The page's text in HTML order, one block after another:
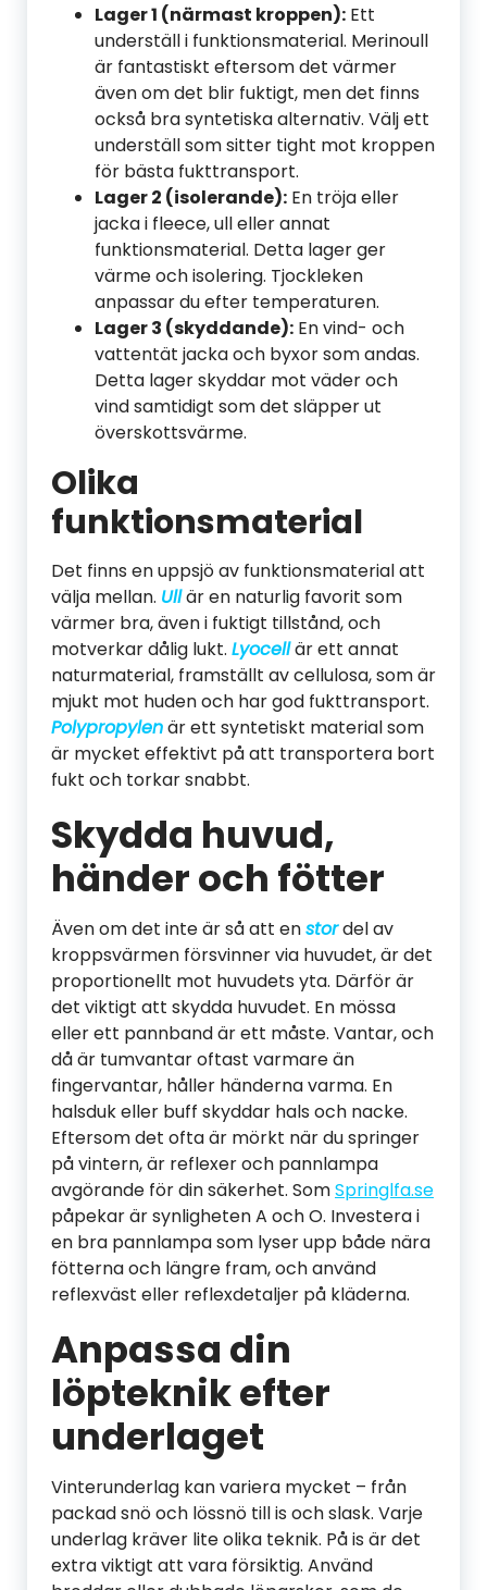
Lager 1 (närmast kroppen): Ett
underställ i funktionsmaterial. Merinoull
är fantastiskt eftersom det värmer
även om det blir fuktigt, men det finns
också bra syntetiska alternativ. Välj ett
underställ som sitter tight mot kroppen
för bästa fukttransport.
Lager 2 (isolerande): En tröja eller
jacka i fleece, ull eller annat
funktionsmaterial. Detta lager ger
värme och isolering. Tjockleken
anpassar du efter temperaturen.
Lager 3 (skyddande): En vind- och
vattentät jacka och byxor som andas.
Detta lager skyddar mot väder och
vind samtidigt som det släpper ut
överskottsvärme.
Olika
funktionsmaterial
Det finns en uppsjö av funktionsmaterial att
välja mellan. Ullär en naturlig favorit som
värmer bra, även i fuktigt tillstånd, och
motverkar dålig lukt. Lyocellär ett annat
naturmaterial, framställt av cellulosa, som är
mjukt mot huden och har god fukttransport.
Polypropylenär ett syntetiskt material som
är mycket effektivt på att transportera bort
fukt och torkar snabbt.
Skydda huvud,
händer och fötter
Även om det inte är så att enstordel av
kroppsvärmen försvinner via huvudet, är det
proportionellt mot huvudets yta. Därför är
det viktigt att skydda huvudet. En mössa
eller ett pannband är ett måste. Vantar, och
då är tumvantar oftast varmare än
fingervantar, håller händerna varma. En
halsduk eller buff skyddar hals och nacke.
Eftersom det ofta är mörkt när du springer
på vintern, är reflexer och pannlampa
avgörande för din säkerhet. SomSpringlfa.se
påpekar är synligheten A och O. Investera i
en bra pannlampa som lyser upp både nära
fötterna och längre fram, och använd
reflexväst eller reflexdetaljer på kläderna.
Anpassa din
löpteknik efter
underlaget
Vinterunderlag kan variera mycket – från
packad snö och lössnö till is och slask. Varje
underlag kräver lite olika teknik. På is är det
extra viktigt att vara försiktig. Använd